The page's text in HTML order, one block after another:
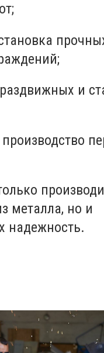
и
металла, но и
надежность.